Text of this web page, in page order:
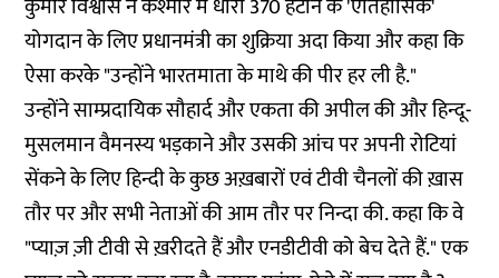
कुमार विश्वास ने कश्मीर में धारा 370 हटाने के 'ऐतिहासिक'
योगदान के लिए प्रधानमंत्री का शुक्रिया अदा किया और कहा कि
ऐसा करके "उन्होंने भारतमाता के माथे की पीर हर ली है."
उन्होंने साम्प्रदायिक सौहार्द और एकता की अपील की और हिन्दू-
मुसलमान वैमनस्य भड़काने और उसकी आंच पर अपनी रोटियां
सेंकने के लिए हिन्दी के कुछ अख़बारों एवं टीवी चैनलों की ख़ास
तौर पर और सभी नेताओं की आम तौर पर निन्दा की. कहा कि वे
"प्याज़ ज़ी टीवी से ख़रीदते हैं और एनडीटीवी को बेच देते हैं." एक